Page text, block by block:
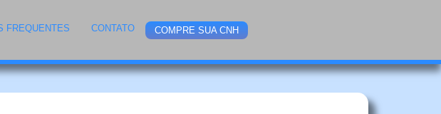
FREQUENTES CONTATO COMPRE SUA CNH